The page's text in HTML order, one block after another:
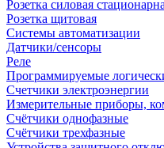
Розетка силовая
Розетка щитовая
Системы автоматизации
Датчики/сенсоры
Реле
Программируемые
Счетчики электроэнергии
Измерительные приборы,
Счётчики однофазные
Счётчики трехфазные